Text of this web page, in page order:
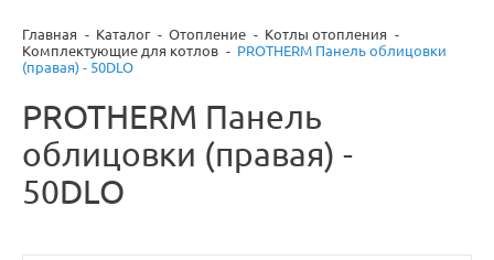
Главная Каталог Отопление
Котлы отопления
Комплектующие для котлов
PROTHERM Панель облицовки
(правая) - 50DLO
PROTHERM Панель
облицовки (правая) -
50DLO